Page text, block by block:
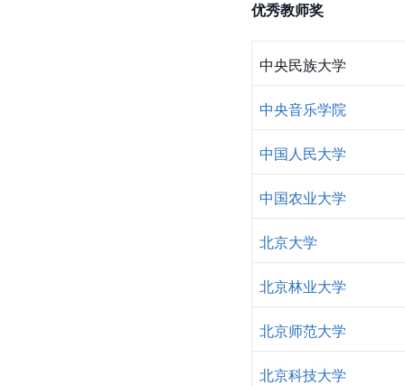
优秀教师奖
中央民族大学
中央音乐学院
中国人民大学
中国农业大学
北京大学
北京林业大学
北京师范大学
北京科技大学